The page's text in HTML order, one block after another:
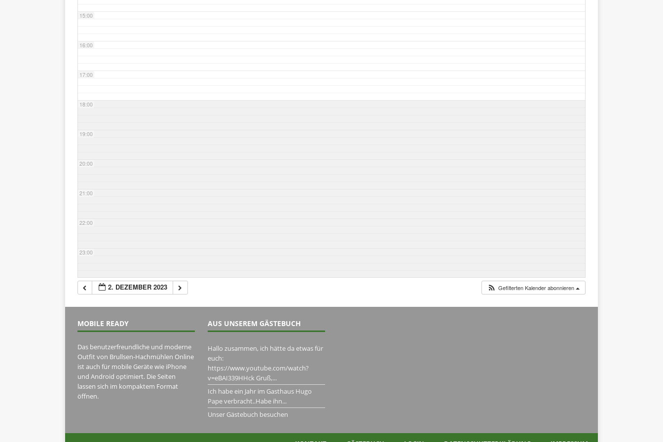
15:00
16:00
17:00
18:00
19:00
20:00
21:00
22:00
23:00
2. DEZEMBER 2023 Gefilterten Kalender abonnieren
MOBILE READY
Das benutzerfreundliche und moderne
Outfit von Brullsen-Hachmühlen Online
ist auch für mobile Geräte wie iPhone
und Android optimiert. Die Seiten
lassen sich im kompaktem Format
öffnen.
AUS UNSEREM GÄSTEBUCH
Hallo zusammen, ich hätte da etwas für
euch:
https://www.youtube.com/watch?
v=eBAI339HHck Gruß,...
Ich habe ein Jahr im Gasthaus Hugo
Pape verbracht..Habe ihn...
Unser Gästebuch besuchen